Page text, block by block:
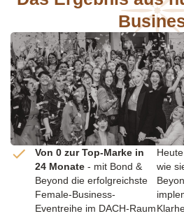
Von 0 zur Top-Marke in
24 Monate - mit Bond &
Beyond die erfolgreichste
Female-Business-
Eventreihe im DACH-Raum
wie